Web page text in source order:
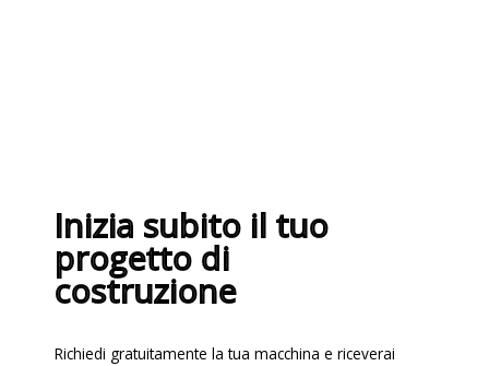
Inizia subito il tuo
progetto di
costruzione
Richiedi gratuitamente la tua macchina e riceverai